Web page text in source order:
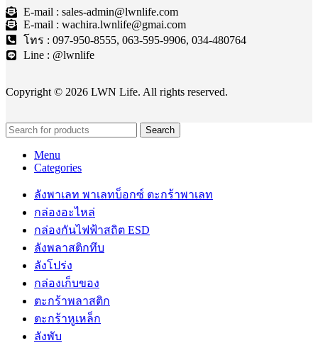
E-mail : sales-admin@lwnlife.com
E-mail : wachira.lwnlife@gmai.com
โทร : 097-950-8555, 063-595-9906, 034-480764
Line : @lwnlife
Copyright © 2026 LWN Life. All rights reserved.
Search
Menu
Categories
ลังพาเลท พาเลทบ็อกซ์ ตะกร้าพาเลท
กล่องอะไหล่
กล่องกันไฟฟ้าสถิต ESD
ลังพลาสติกทึบ
ลังโปร่ง
กล่องเก็บของ
ตะกร้าพลาสติก
ตะกร้าหูเหล็ก
ลังพับ